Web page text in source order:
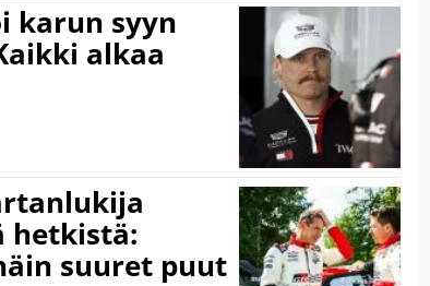
karun syyn
alkaa
hetkistä:
suuret puut